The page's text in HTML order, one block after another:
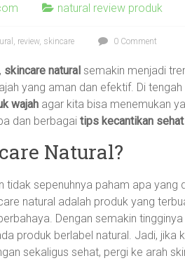
natural review produk
, review, skincare 0 Comment
skincare natural semakin menjadi
yang aman dan efektif. Di
wajah agar kita bisa menemukan
dan berbagai tips kecantikan sehat
Natural?
tidak sepenuhnya paham apa yang
natural adalah produk yang
Dengan semakin
produk berlabel natural. Jadi, jika
sekaligus sehat, pergi ke arah